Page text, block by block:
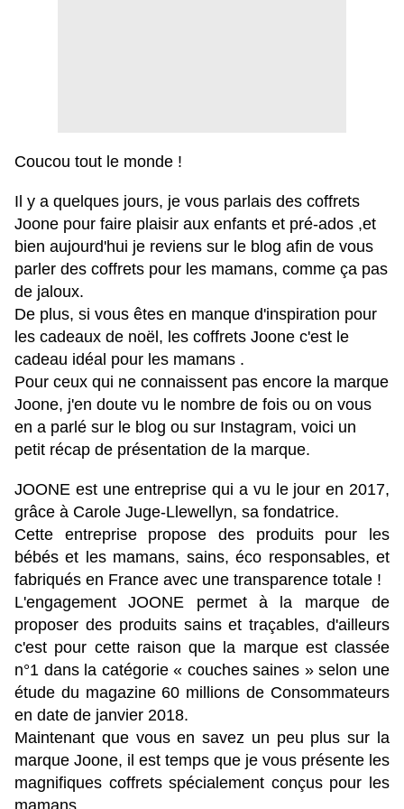
Coucou tout le monde !
Il y a quelques jours, je vous parlais des coffrets
Joone pour faire plaisir aux enfants et pré-ados ,et
bien aujourd'hui je reviens sur le blog afin de vous
parler des coffrets pour les mamans, comme ça pas
de jaloux.
De plus, si vous êtes en manque d'inspiration pour
les cadeaux de noël, les coffrets Joone c'est le
cadeau idéal pour les mamans .
Pour ceux qui ne connaissent pas encore la marque
Joone, j'en doute vu le nombre de fois ou on vous
en a parlé sur le blog ou sur Instagram, voici un
petit récap de présentation de la marque.
JOONE est une entreprise qui a vu le jour en 2017,
grâce à Carole Juge-Llewellyn, sa fondatrice.
Cette entreprise propose des produits pour les
bébés et les mamans, sains, éco responsables, et
fabriqués en France avec une transparence totale !
L'engagement JOONE permet à la marque de
proposer des produits sains et traçables, d'ailleurs
c'est pour cette raison que la marque est classée
n°1 dans la catégorie « couches saines » selon une
étude du magazine 60 millions de Consommateurs
en date de janvier 2018.
Maintenant que vous en savez un peu plus sur la
marque Joone, il est temps que je vous présente les
magnifiques coffrets spécialement conçus pour les